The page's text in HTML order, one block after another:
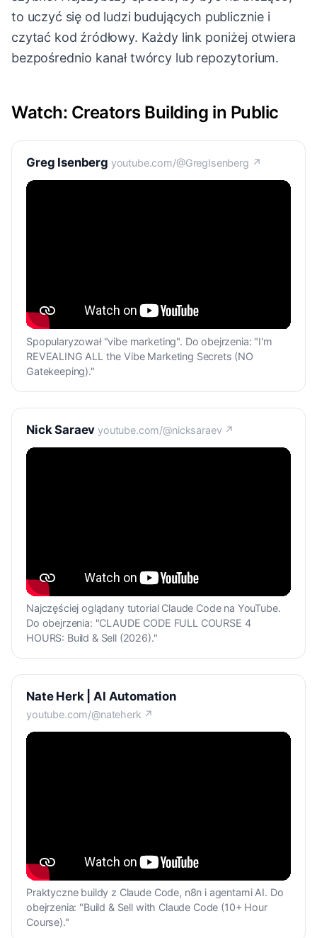
to uczyć się od ludzi budujących publicznie i
czytać kod źródłowy. Każdy link poniżej otwiera
bezpośrednio kanał twórcy lub repozytorium.
Watch: Creators Building in Public
Greg Isenberg youtube.com/@GregIsenberg ↗
Spopularyzował "vibe marketing". Do obejrzenia: "I'm
REVEALING ALL the Vibe Marketing Secrets (NO
Gatekeeping)."
Nick Saraevyoutube.com/@nicksaraev ↗
Najczęściej oglądany tutorial Claude Code na YouTube.
Do obejrzenia: "CLAUDE CODE FULL COURSE 4
HOURS: Build & Sell (2026)."
Nate Herk | AI Automation
youtube.com/@nateherk ↗
Praktyczne buildy z Claude Code, n8n i agentami AI. Do
obejrzenia: "Build & Sell with Claude Code (10+ Hour
Course)."